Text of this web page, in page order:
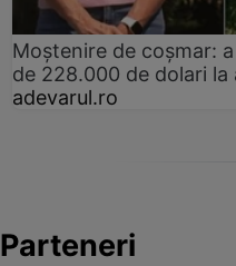
Moștenire de coșmar:
de 228.000 de dolari
adevarul.ro
Parteneri